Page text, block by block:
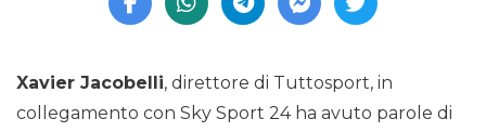
Xavier Jacobelli, direttore di Tuttosport, in
collegamento con Sky Sport 24 ha avuto parole di